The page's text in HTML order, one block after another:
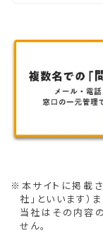
※本サイトに掲載
社」といいます）
当社はその内容
せん。